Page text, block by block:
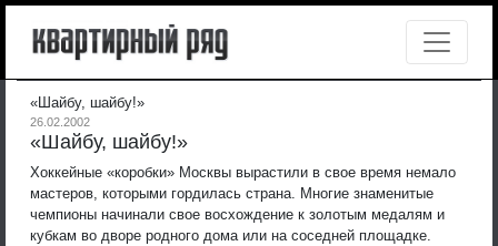
«Шайбу, шайбу!»
26.02.2002
«Шайбу, шайбу!»
Хоккейные «коробки» Москвы вырастили в свое время немало
мастеров, которыми гордилась страна. Многие знаменитые
чемпионы начинали свое восхождение к золотым медалям и
кубкам во дворе родного дома или на соседней площадке.